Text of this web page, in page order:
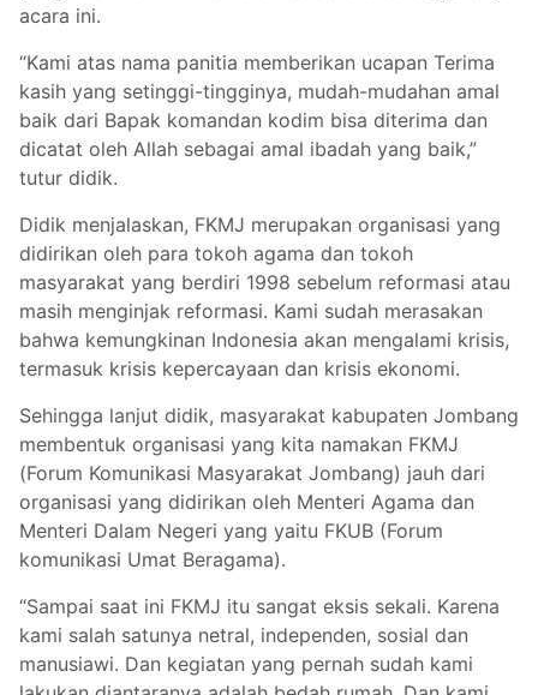
acara ini.
“Kami atas nama panitia memberikan ucapan Terima
kasih yang setinggi-tingginya, mudah-mudahan amal
baik dari Bapak komandan kodim bisa diterima dan
dicatat oleh Allah sebagai amal ibadah yang baik,”
tutur didik.
Didik menjalaskan, FKMJ merupakan organisasi yang
didirikan oleh para tokoh agama dan tokoh
masyarakat yang berdiri 1998 sebelum reformasi atau
masih menginjak reformasi. Kami sudah merasakan
bahwa kemungkinan Indonesia akan mengalami krisis,
termasuk krisis kepercayaan dan krisis ekonomi.
Sehingga lanjut didik, masyarakat kabupaten Jombang
membentuk organisasi yang kita namakan FKMJ
(Forum Komunikasi Masyarakat Jombang) jauh dari
organisasi yang didirikan oleh Menteri Agama dan
Menteri Dalam Negeri yang yaitu FKUB (Forum
komunikasi Umat Beragama).
“Sampai saat ini FKMJ itu sangat eksis sekali. Karena
kami salah satunya netral, independen, sosial dan
manusiawi. Dan kegiatan yang pernah sudah kami